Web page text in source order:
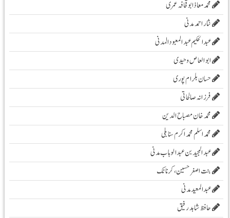
محمدمعاذابوقحافہ عمری
نثار احمد مدنی
عبدالحکیم عبدالمعبودالمدنی
ابو العاص وحیدی
حسان بلرام پوری
فرزانہ صالحاتی
محمد خان مصباح الدین
محمد اسلم محمد اکرم سنابلی
عبد المجید بن عبد الوہاب مدنی
بنت اصغر حسین، کرناٹک
عبدالمعید مدنی
حافظ شاہد رفیق